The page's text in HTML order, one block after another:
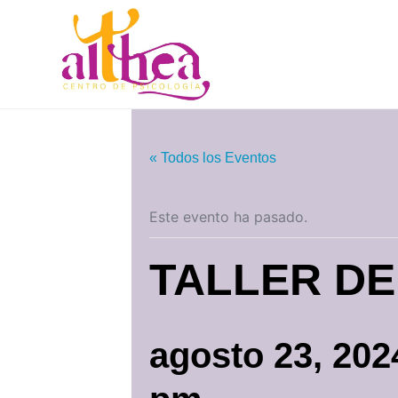
« Todos los Eventos
Este evento ha pasado.
TALLER
agosto 23,